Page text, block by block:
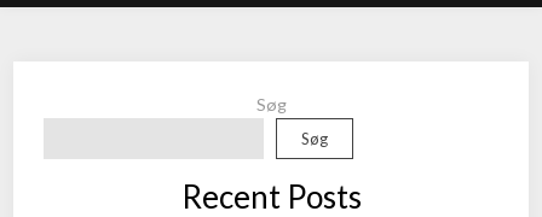
Søg
Søg
Recent Posts